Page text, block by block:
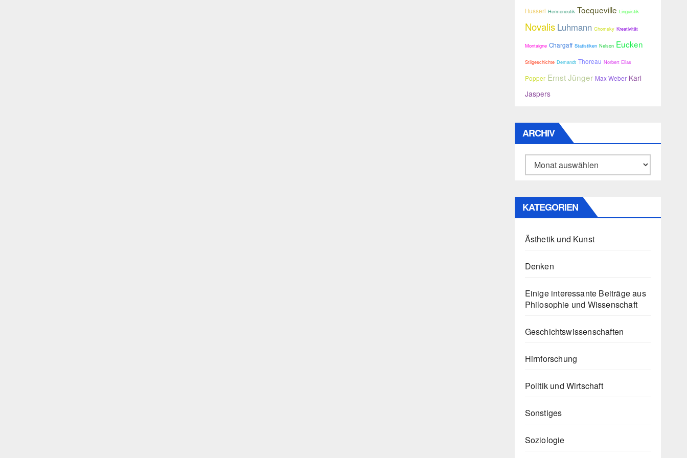
Husserl Hermeneutik Tocqueville Linguistik
Novalis Luhmann Chomsky Kreativität
Montaigne Chargaff Statistiken Nelson Eucken
Stilgeschichte Demandt Thoreau Norbert Elias
Popper Ernst Jünger Max Weber Karl
Jaspers
ARCHIV
Archiv
KATEGORIEN
Ästhetik und Kunst
Denken
Einige interessante Beiträge aus
Philosophie und Wissenschaft
Geschichtswissenschaften
Hirnforschung
Politik und Wirtschaft
Sonstiges
Soziologie